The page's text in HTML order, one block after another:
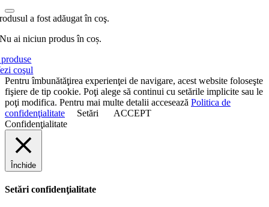
a fost adăugat în coş.
Nu ai niciun produs în coș.
coşul
Pentru îmbunătăţirea experienţei de navigare, acest website foloseşte
fişiere de tip cookie. Poţi alege să continui cu setările implicite sau le
poţi modifica. Pentru mai multe detalii accesează Politica de
confidenţialitate
Setări
ACCEPT
Confidenţialitate
Închide
Setări confidenţialitate